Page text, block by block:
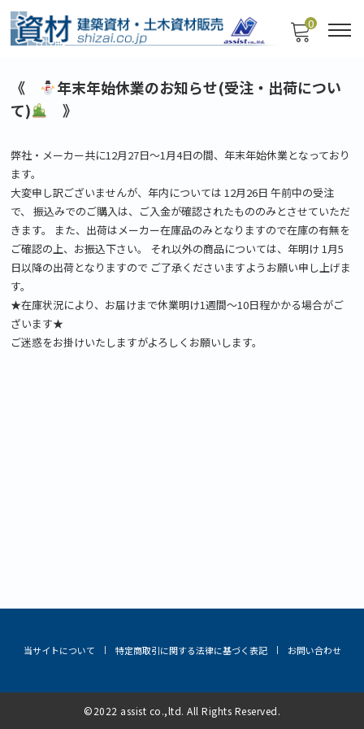
0
《
年末年始休業のお知らせ(受注・出荷につい
て)
》
弊社・メーカー共に12月27日～1月4日の間、年末年始休業となっており
ます。
大変申し訳ございませんが、年内については 12月26日 午前中の受注
で、 振込みでのご購入は、ご入金が確認されたもののみとさせていただ
きます。 また、出荷はメーカー在庫品のみとなりますので在庫の有無を
ご確認の上、お振込下さい。 それ以外の商品については、年明け 1月5
日以降の出荷となりますので ご了承くださいますようお願い申し上げま
す。
★在庫状況により、お届けまで休業明け1週間～10日程かかる場合がご
ざいます★
ご迷惑をお掛けいたしますがよろしくお願いします。
当サイトについて 特定商取引に関する法律に基づく表記 お問い合わせ
©2022 assist co.,ltd. All Rights Reserved.